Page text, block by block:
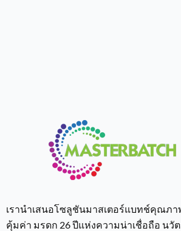
เรานำเสนอโซลูชันมาสเตอร์แบทช์คุณภา
คุ้มค่า มรดก 26 ปีแห่งความน่าเชื่อถือ นวั